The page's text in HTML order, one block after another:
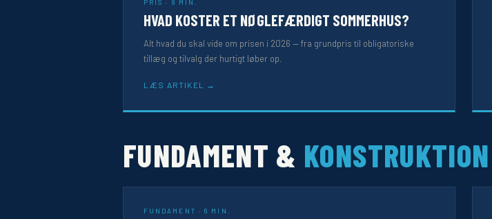
PRIS · 8 MIN.
HVAD KOSTER ET NØGLEFÆRDIGT SOMMERHUS?
Alt hvad du skal vide om prisen i 2026 — fra grundpris til obligatoriske
tillæg og tilvalg der hurtigt løber op.
LÆS ARTIKEL
FUNDAMENT & KONSTRUKTION
FUNDAMENT · 6 MIN.